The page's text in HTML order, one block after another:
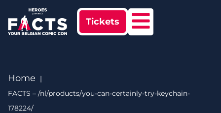
Tickets
Home
FACTS – /nl/products/you-can-certainly-try-keychain-
178224/